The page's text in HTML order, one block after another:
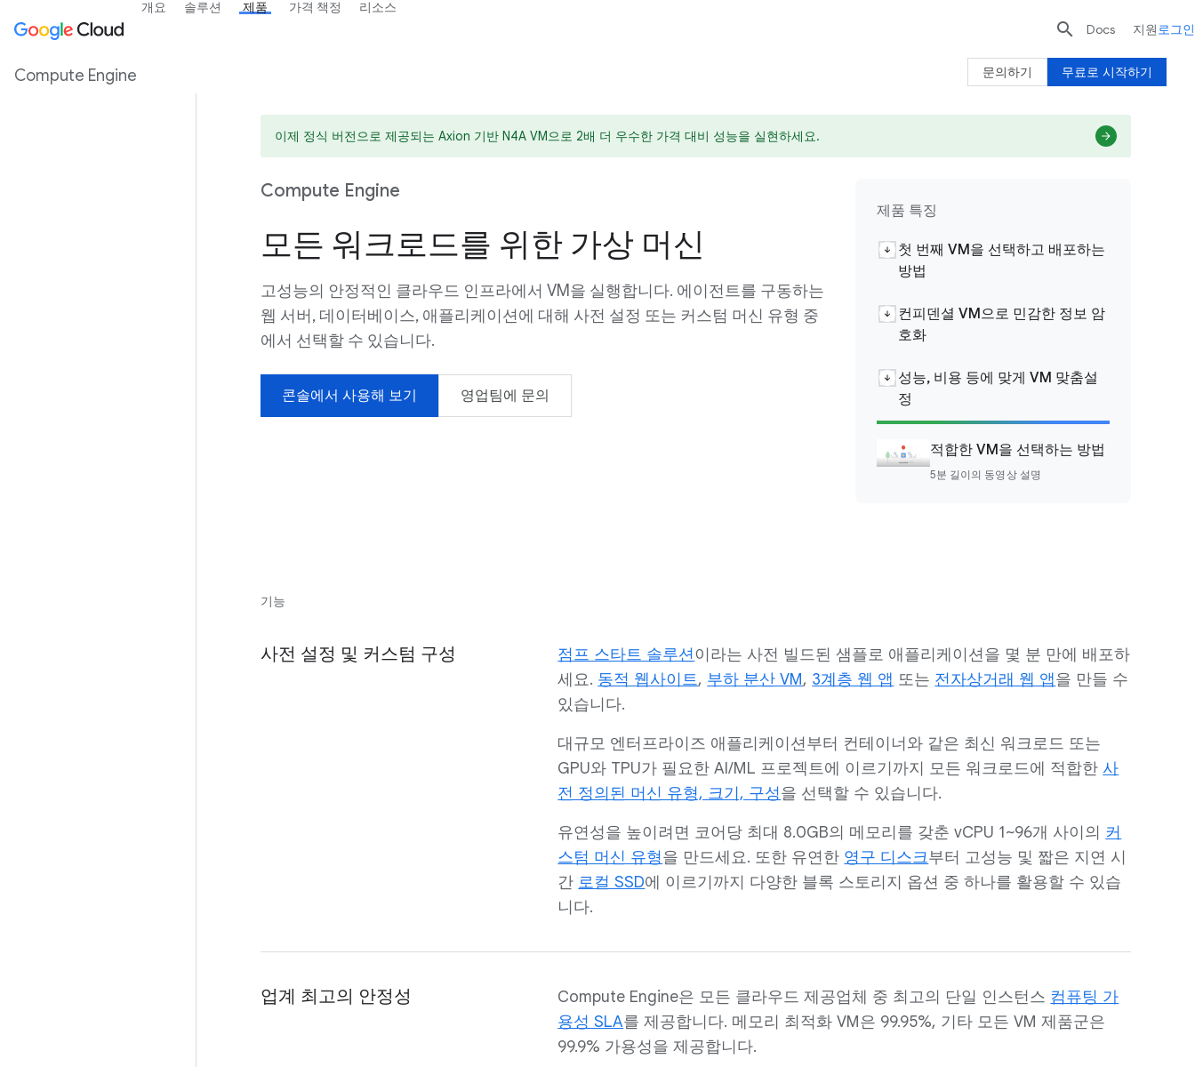
이제 정식 버전으로 제공되는 Axion 기반 N4A VM으로 2배 더 우수한 가격 대비 성능을 실현하세요.
Compute Engine
모든 워크로드를 위한 가상 머신
고성능의 안정적인 클라우드 인프라에서 VM을 실행합니다. 에이전트를 구동하는
웹 서버, 데이터베이스, 애플리케이션에 대해 사전 설정 또는 커스텀 머신 유형 중
에서 선택할 수 있습니다.
콘솔에서 사용해 보기 영업팀에 문의
제품 특징
첫 번째 VM을 선택하고 배포하는
방법
컨피덴셜 VM으로 민감한 정보 암
호화
성능, 비용 등에 맞게 VM 맞춤설
정
적합한 VM을 선택하는 방법
5분 길이의 동영상 설명
기능
사전 설정 및 커스텀 구성 점프 스타트 솔루션이라는 사전 빌드된 샘플로 애플리케이션을 몇 분 만에 배포하
세요. 동적 웹사이트, 부하 분산 VM, 3계층 웹 앱 또는 전자상거래 웹 앱을 만들 수
있습니다.
대규모 엔터프라이즈 애플리케이션부터 컨테이너와 같은 최신 워크로드 또는
GPU와 TPU가 필요한 AI/ML 프로젝트에 이르기까지 모든 워크로드에 적합한 사
전 정의된 머신 유형, 크기, 구성을 선택할 수 있습니다.
유연성을 높이려면 코어당 최대 8.0GB의 메모리를 갖춘 vCPU 1~96개 사이의 커
스텀 머신 유형을 만드세요. 또한 유연한 영구 디스크부터 고성능 및 짧은 지연 시
간 로컬 SSD에 이르기까지 다양한 블록 스토리지 옵션 중 하나를 활용할 수 있습
니다.
업계 최고의 안정성 Compute Engine은 모든 클라우드 제공업체 중 최고의 단일 인스턴스 컴퓨팅 가
용성 SLA를 제공합니다. 메모리 최적화 VM은 99.95%, 기타 모든 VM 제품군은
99.9% 가용성을 제공합니다.
개요 솔루션 제품 가격 책정 리소스
 Docs 지원 로그인
Compute Engine 무료로 시작하기
문의하기